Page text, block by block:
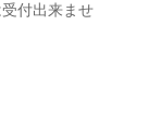
付出来ませ